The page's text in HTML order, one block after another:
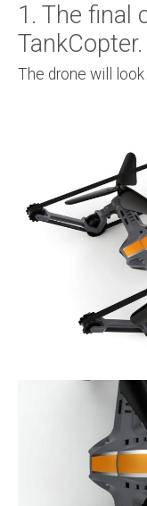
1. The final
TankCopter.
The drone will look